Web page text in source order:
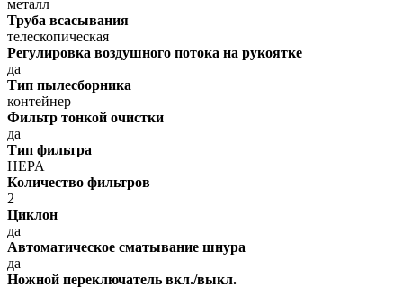
металл
Труба всасывания
телескопическая
Регулировка воздушного потока на рукоятке
да
Тип пылесборника
контейнер
Фильтр тонкой очистки
да
Тип фильтра
HEPA
Количество фильтров
2
Циклон
да
Автоматическое сматывание шнура
да
Ножной переключатель вкл./выкл.